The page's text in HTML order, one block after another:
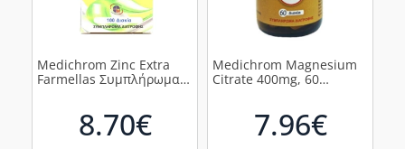
Medichrom Zinc Extra
Farmellas Συμπλήρωμα
8.70€
Medichrom Magnesium
Citrate 400mg, 60
7.96€